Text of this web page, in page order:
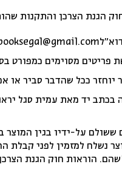
הגנת הצרכן והתקנות
כמפורט בסעיף קטן 14ג(ד) לחוק
יוחזר ככל שהדבר סביר או
יד מאת עמית סגל
נשלח למזמין לפני
הוראות חוק הגנת